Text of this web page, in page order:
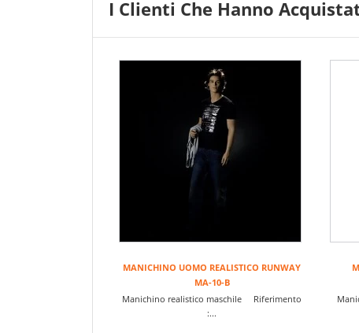
I Clienti Che Hanno
MANICHINO UOMO REALISTICO RUNWAY
MA-10-B
Manichino realistico maschile Riferimento
:...